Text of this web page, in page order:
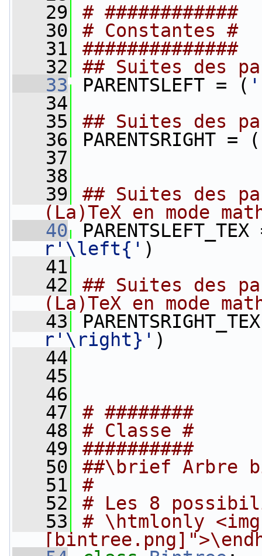
   29
# ############
   30
# Constantes #
   31
##############
   32
## Suites des
   33
PARENTSLEFT = (
   34
   35
## Suites des
   36
PARENTSRIGHT = (
   37
   38
   39
## Suites des
(La)TeX en mode
   40
r'\left{' )
   41
   42
## Suites des
(La)TeX en mode
   43
r'\right}' )
   44
   45
   46
   47
# ########
   48
# Classe #
   49
##########
   50
##\brief Arbre
   51
#
   52
# Les 8
   53
# \htmlonly